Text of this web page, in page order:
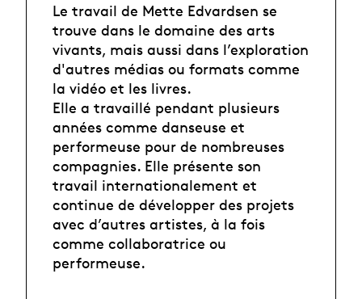
Le travail de Mette Edvardsen se
trouve dans le domaine des arts
vivants, mais aussi dans l’exploration
d'autres médias ou formats comme
la vidéo et les livres.
Elle a travaillé pendant plusieurs
années comme danseuse et
performeuse pour de nombreuses
compagnies. Elle présente son
travail internationalement et
continue de développer des projets
avec d’autres artistes, à la fois
comme collaboratrice ou
performeuse.